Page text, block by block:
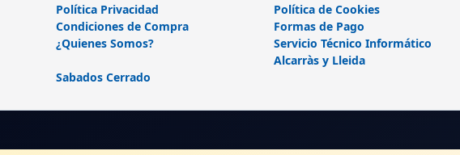
Política Privacidad
Política de Cookies
Condiciones de Compra
Formas de Pago
¿Quienes Somos?
Servicio Técnico Informático
Alcarràs y Lleida
Sabados Cerrado